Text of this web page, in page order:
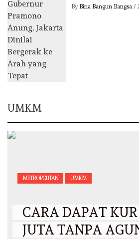
By Bina Bangun Bangsa /
UMKM
METROPOLITAN UMKM
CARA DAPAT KUR
JUTA TANPA